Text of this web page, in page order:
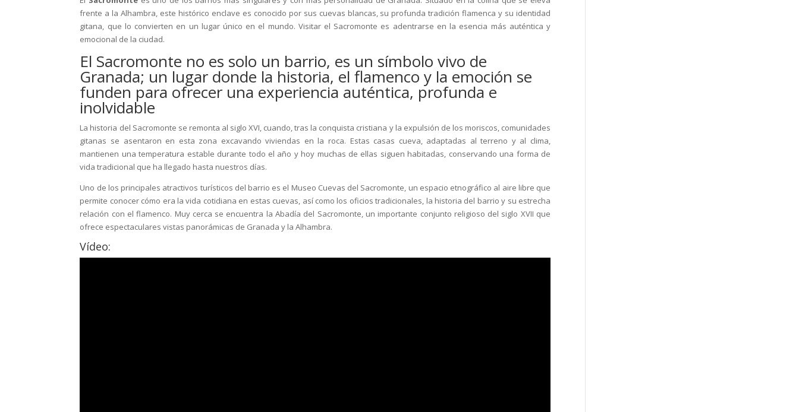
frente a la Alhambra, este histórico enclave es conocido por sus cuevas blancas, su profunda tradición flamenca y su identidad
gitana, que lo convierten en un lugar único en el mundo. Visitar el Sacromonte es adentrarse en la esencia más auténtica y
emocional de la ciudad.
El Sacromonte no es solo un barrio, es un símbolo vivo de
Granada; un lugar donde la historia, el flamenco y la emoción se
funden para ofrecer una experiencia auténtica, profunda e
inolvidable
La historia del Sacromonte se remonta al siglo XVI, cuando, tras la conquista cristiana y la expulsión de los moriscos, comunidades
gitanas se asentaron en esta zona excavando viviendas en la roca. Estas casas cueva, adaptadas al terreno y al clima,
mantienen una temperatura estable durante todo el año y hoy muchas de ellas siguen habitadas, conservando una forma de
vida tradicional que ha llegado hasta nuestros días.
Uno de los principales atractivos turísticos del barrio es el Museo Cuevas del Sacromonte, un espacio etnográfico al aire libre que
permite conocer cómo era la vida cotidiana en estas cuevas, así como los oficios tradicionales, la historia del barrio y su estrecha
relación con el flamenco. Muy cerca se encuentra la Abadía del Sacromonte, un importante conjunto religioso del siglo XVII que
ofrece espectaculares vistas panorámicas de Granada y la Alhambra.
Vídeo: